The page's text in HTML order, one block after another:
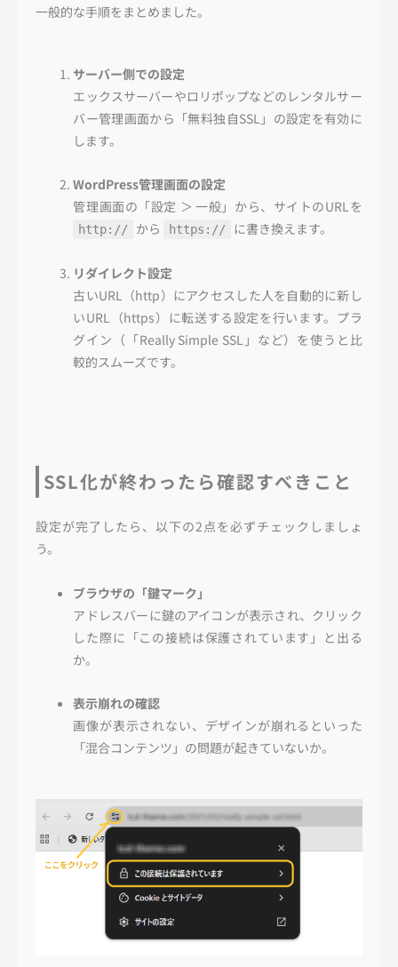
一般的な手順をまとめました。
サーバー側での設定
エックスサーバーやロリポップなどのレンタルサー
バー管理画面から「無料独自SSL」の設定を有効に
します。
WordPress管理画面の設定
管理画面の「設定 ＞ 一般」から、サイトのURLを
http:// から https:// に書き換えます。
リダイレクト設定
古いURL（http）にアクセスした人を自動的に新し
いURL（https）に転送する設定を行います。プラ
グイン（「Really Simple SSL」など）を使うと比
較的スムーズです。
SSL化が終わったら確認すべきこと
設定が完了したら、以下の2点を必ずチェックしましょ
う。
ブラウザの「鍵マーク」
アドレスバーに鍵のアイコンが表示され、クリック
した際に「この接続は保護されています」と出る
か。
表示崩れの確認
画像が表示されない、デザインが崩れるといった
「混合コンテンツ」の問題が起きていないか。